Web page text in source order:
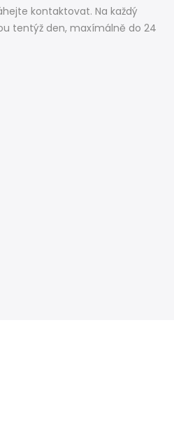
kontaktovat. Na každý
tentýž den, maxímálně do 24